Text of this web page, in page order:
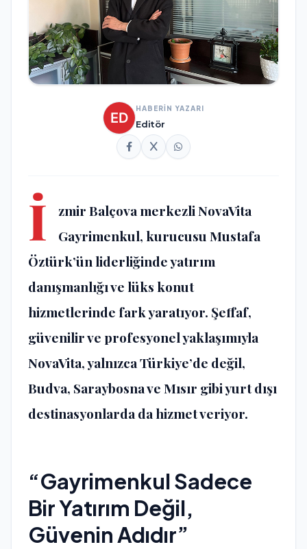
HABERİN YAZARI
Editör
İ
zmir Balçova merkezli NovaVita
Gayrimenkul, kurucusu Mustafa
Öztürk’ün liderliğinde yatırım
danışmanlığı ve lüks konut
hizmetlerinde fark yaratıyor. Şeffaf,
güvenilir ve profesyonel yaklaşımıyla
NovaVita, yalnızca Türkiye’de değil,
Budva, Saraybosna ve Mısır gibi yurt dışı
destinasyonlarda da hizmet veriyor.
“Gayrimenkul Sadece
Bir Yatırım Değil,
Güvenin Adıdır”